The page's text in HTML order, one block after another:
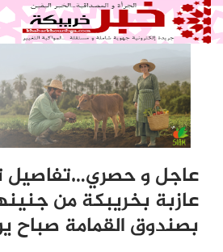
عاجل و حصري…تفاصيل
عازبة بخريبكة من
بصندوق القمامة صباح